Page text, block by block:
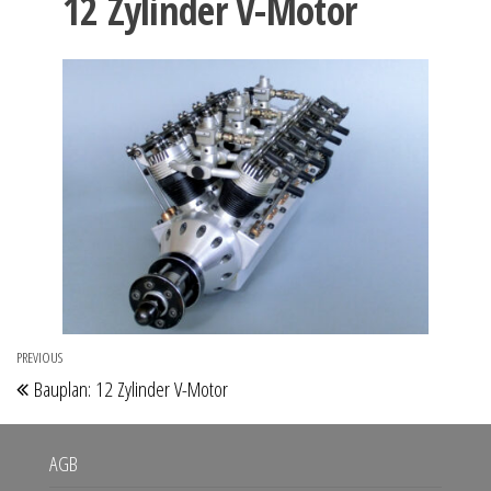
12 Zylinder V-Motor
Beitragsnavigation
Previous
Post
PREVIOUS
Bauplan: 12 Zylinder V-Motor
AGB